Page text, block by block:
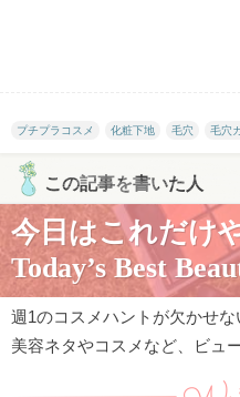
プチプラコスメ 化粧下地 毛穴 毛穴
この記事を書いた人
今日はこれだけ
Today’s Best
週1のコスメハントが欠かせ
美容ネタやコスメなど、ビュ